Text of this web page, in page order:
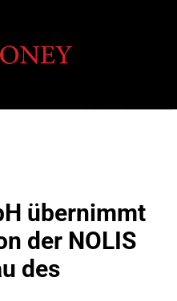
übernimmt
der NOLIS
des